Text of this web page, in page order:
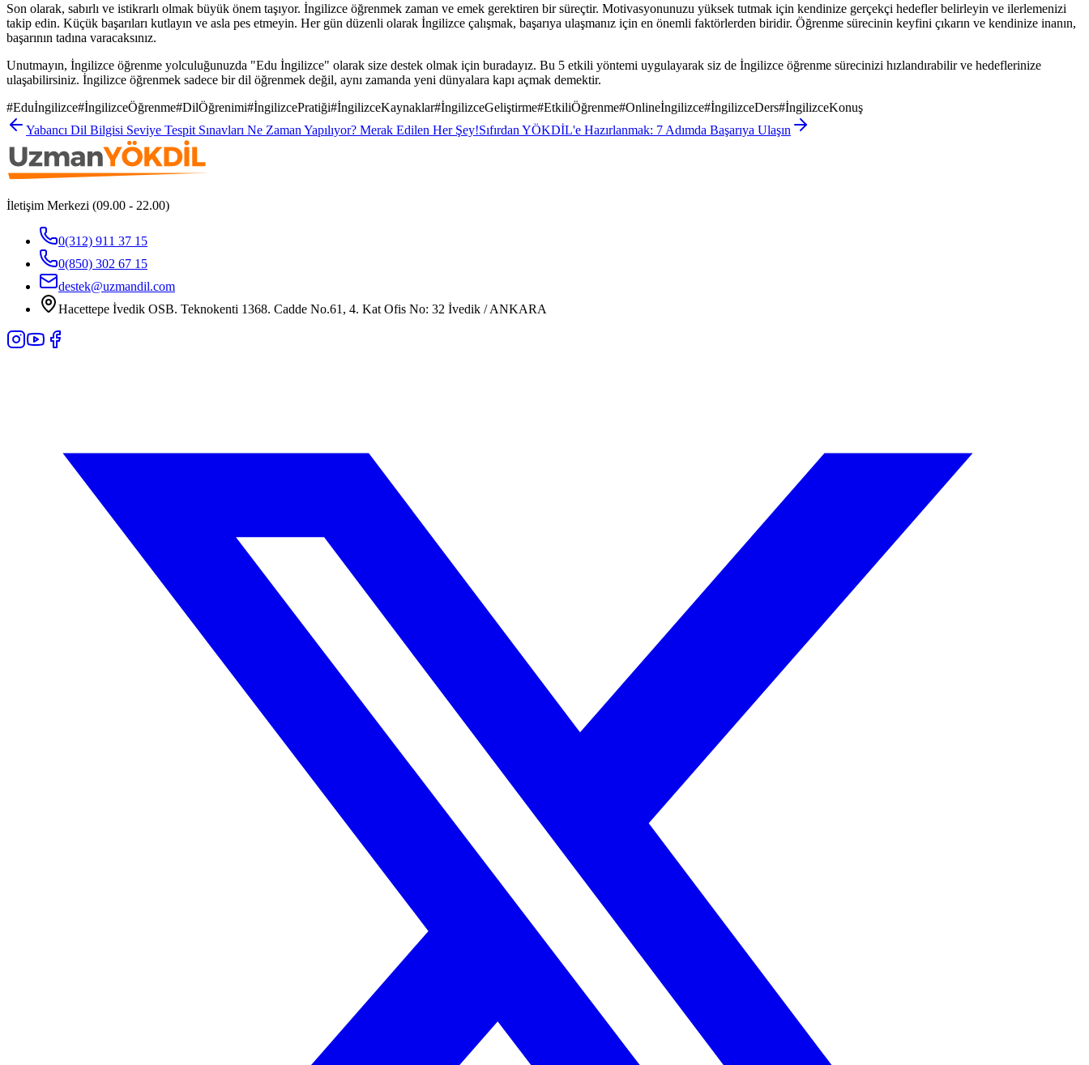
Son olarak, sabırlı ve istikrarlı olmak büyük önem taşıyor. İngilizce öğrenmek zaman ve emek gerektiren bir süreçtir. Motivasyonunuzu yüksek tutmak için kendinize gerçekçi hedefler belirleyin ve ilerlemenizi
takip edin. Küçük başarıları kutlayın ve asla pes etmeyin. Her gün düzenli olarak İngilizce çalışmak, başarıya ulaşmanız için en önemli faktörlerden biridir. Öğrenme sürecinin keyfini çıkarın ve kendinize inanın,
başarının tadına varacaksınız.
Unutmayın, İngilizce öğrenme yolculuğunuzda "Edu İngilizce" olarak size destek olmak için buradayız. Bu 5 etkili yöntemi uygulayarak siz de İngilizce öğrenme sürecinizi hızlandırabilir ve hedeflerinize
ulaşabilirsiniz. İngilizce öğrenmek sadece bir dil öğrenmek değil, aynı zamanda yeni dünyalara kapı açmak demektir.
#Eduİngilizce#İngilizceÖğrenme#DilÖğrenimi#İngilizcePratiği#İngilizceKaynaklar#İngilizceGeliştirme#EtkiliÖğrenme#Onlineİngilizce#İngilizceDers#İngilizceKonuş
Yabancı Dil Bilgisi Seviye Tespit Sınavları Ne Zaman Yapılıyor? Merak Edilen Her Şey!Sıfırdan YÖKDİL'e Hazırlanmak: 7 Adımda Başarıya Ulaşın
İletişim Merkezi (09.00 - 22.00)
0(312) 911 37 15
0(850) 302 67 15
destek@uzmandil.com
Hacettepe İvedik OSB. Teknokenti 1368. Cadde No.61, 4. Kat Ofis No: 32 İvedik / ANKARA